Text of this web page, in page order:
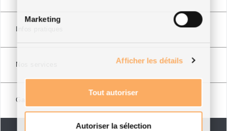
Marketing
Afficher les détails
Tout autoriser
Autoriser la sélection
Infos pratiques
Nos services
Garanties